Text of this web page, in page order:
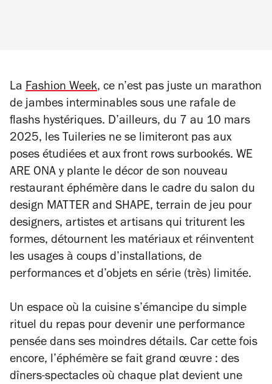
La Fashion Week, ce n’est pas juste un marathon
de jambes interminables sous une rafale de
flashs hystériques. D’ailleurs, du 7 au 10 mars
2025, les Tuileries ne se limiteront pas aux
poses étudiées et aux front rows surbookés. WE
ARE ONA y plante le décor de son nouveau
restaurant éphémère dans le cadre du salon du
design MATTER and SHAPE, terrain de jeu pour
designers, artistes et artisans qui triturent les
formes, détournent les matériaux et réinventent
les usages à coups d’installations, de
performances et d’objets en série (très) limitée.
Un espace où la cuisine s’émancipe du simple
rituel du repas pour devenir une performance
pensée dans ses moindres détails. Car cette fois
encore, l’éphémère se fait grand œuvre : des
dîners-spectacles où chaque plat devient une